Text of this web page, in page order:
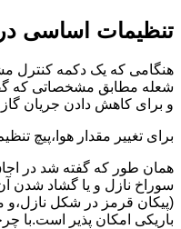
تنظیمات اساسی در
شعله مطابق مشخصاتی که
و برای کاهش دادن جریان
برای تغییر مقدار هوا،پیچ
همان طور که گفته شد در
سوراخ نازل و یا گشاد شدن
(پیکان قرمز در شکل
باریکی امکان پذیر است.با